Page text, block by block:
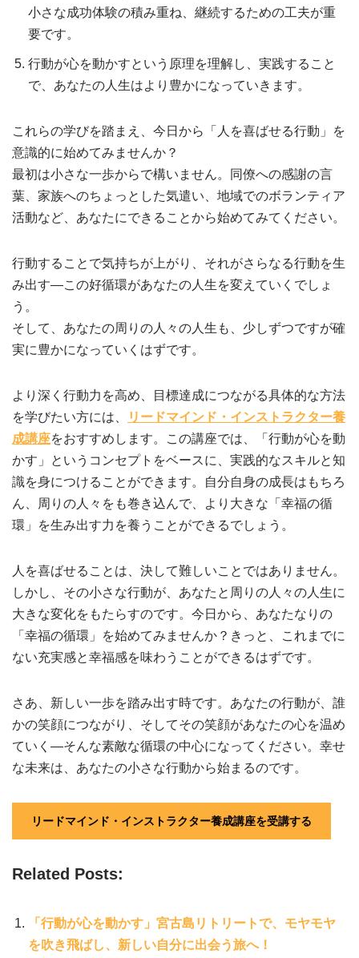
小さな成功体験の積み重ね、継続するための工夫が重
要です。
行動が心を動かすという原理を理解し、実践すること
で、あなたの人生はより豊かになっていきます。
これらの学びを踏まえ、今日から「人を喜ばせる行動」を
意識的に始めてみませんか？
最初は小さな一歩からで構いません。同僚への感謝の言
葉、家族へのちょっとした気遣い、地域でのボランティア
活動など、あなたにできることから始めてみてください。
行動することで気持ちが上がり、それがさらなる行動を生
み出す―この好循環があなたの人生を変えていくでしょ
う。
そして、あなたの周りの人々の人生も、少しずつですが確
実に豊かになっていくはずです。
より深く行動力を高め、目標達成につながる具体的な方法
を学びたい方には、
リードマインド・インストラクター養
成講座をおすすめします。この講座では、「行動が心を動
かす」というコンセプトをベースに、実践的なスキルと知
識を身につけることができます。自分自身の成長はもちろ
ん、周りの人々をも巻き込んで、より大きな「幸福の循
環」を生み出す力を養うことができるでしょう。
人を喜ばせることは、決して難しいことではありません。
しかし、その小さな行動が、あなたと周りの人々の人生に
大きな変化をもたらすのです。今日から、あなたなりの
「幸福の循環」を始めてみませんか？きっと、これまでに
ない充実感と幸福感を味わうことができるはずです。
さあ、新しい一歩を踏み出す時です。あなたの行動が、誰
かの笑顔につながり、そしてその笑顔があなたの心を温め
ていく―そんな素敵な循環の中心になってください。幸せ
な未来は、あなたの小さな行動から始まるのです。
リードマインド・インストラクター養成講座を受講する
Related Posts:
「行動が心を動かす」宮古島リトリートで、モヤモヤ
を吹き飛ばし、新しい自分に出会う旅へ！